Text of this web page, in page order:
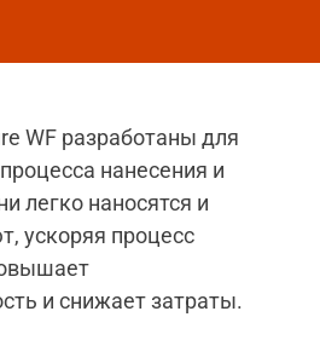
WF разработаны для
нанесения и
легко наносятся и
ускоряя процесс
и снижает затраты.